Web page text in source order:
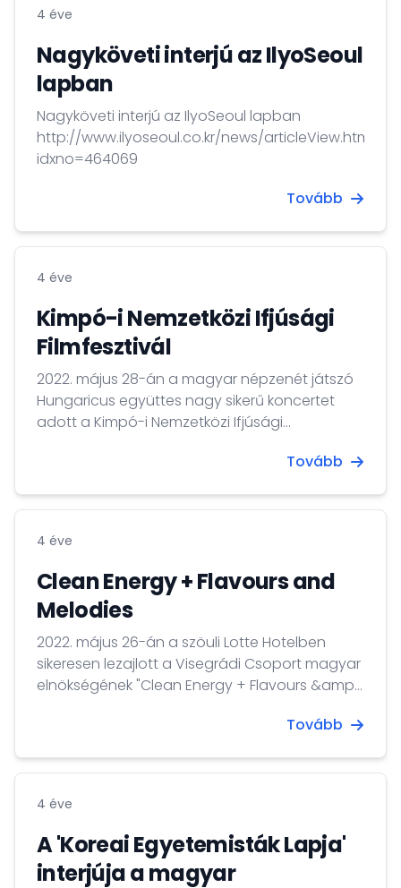
4 éve
Nagyköveti interjú az IlyoSeoul
lapban
Nagyköveti interjú az IlyoSeoul lapban
http://www.ilyoseoul.co.kr/news/articleView.html?
idxno=464069
Tovább
4 éve
Kimpó-i Nemzetközi Ifjúsági
Filmfesztivál
2022. május 28-án a magyar népzenét játszó
Hungaricus együttes nagy sikerű koncertet
adott a Kimpó-i Nemzetközi Ifjúsági
napon. Dr. Csoma Mózes nagykövet és
András urat és kolléganőit.
Tovább
4 éve
Clean Energy + Flavours and
Melodies
2022. május 26-án a szöuli Lotte Hotelben
sikeresen lezajlott a Visegrádi Csoport magyar
elnökségének "Clean Energy + Flavours &amp;
eseményen részt vett Dr. Csoma Mózes
Kuderjavy szlovák nagykövet, valamint a
ügyvivője. A koreai külügyminisztériumot Min
Wonki tudományos és technológiai ügyekért...
Tovább
4 éve
A 'Koreai Egyetemisták Lapja'
interjúja a magyar